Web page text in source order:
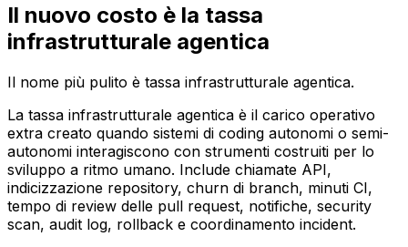
Il nuovo costo è la tassa
infrastrutturale agentica
Il nome più pulito è tassa infrastrutturale agentica.
La tassa infrastrutturale agentica è il carico operativo
extra creato quando sistemi di coding autonomi o semi-
autonomi interagiscono con strumenti costruiti per lo
sviluppo a ritmo umano. Include chiamate API,
indicizzazione repository, churn di branch, minuti CI,
tempo di review delle pull request, notifiche, security
scan, audit log, rollback e coordinamento incident.